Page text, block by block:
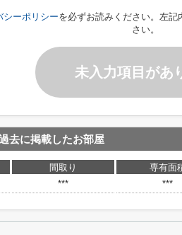
シーポリシーを必ずお読みください。左
さい。
未入力項目があ
去に掲載したお部屋
間取り 専有面
*** ***